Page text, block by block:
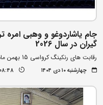
جام یاشاردوغو و وهبی امره
گیران در سال 2026
رقابت های رنکینگ کرواسی 15 بهمن ماه آغاز می شود
چهارشنبه ۱۰ دی ۱۴۰۴ 08:48